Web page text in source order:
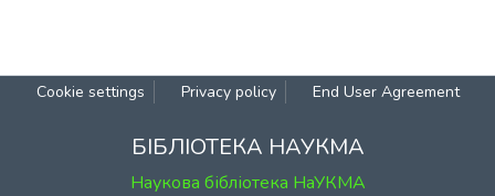
Cookie settings Privacy policy End User Agreement
БІБЛІОТЕКА НАУКМА
Наукова бібліотека НаУКМА